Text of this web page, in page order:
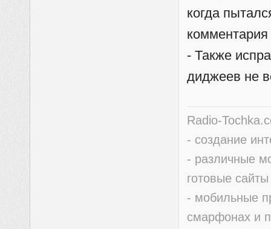
когда
- Также
диджеев не
Radio-
- создание
- различные
готовые
- мобильные
смарфонах и